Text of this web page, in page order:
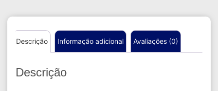
Descrição Informação adicional Avaliações (0)
Descrição